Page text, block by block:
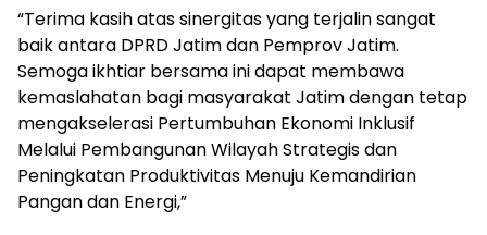
“Terima kasih atas sinergitas yang terjalin sangat
baik antara DPRD Jatim dan Pemprov Jatim.
Semoga ikhtiar bersama ini dapat membawa
kemaslahatan bagi masyarakat Jatim dengan tetap
mengakselerasi Pertumbuhan Ekonomi Inklusif
Melalui Pembangunan Wilayah Strategis dan
Peningkatan Produktivitas Menuju Kemandirian
Pangan dan Energi,”